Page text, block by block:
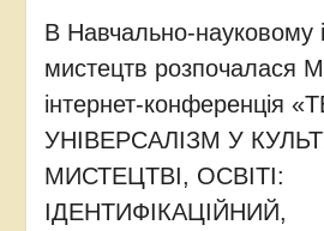
В Навчально-науковому
мистецтв розпочалася
інтернет-конференція
УНІВЕРСАЛІЗМ У
МИСТЕЦТВІ, ОСВІТІ:
ІДЕНТИФІКАЦІЙНИЙ,